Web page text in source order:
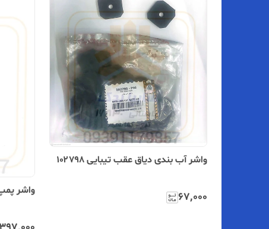
واشر آب بندی دیاق عقب تیبایی ۱۰۲۷۹۸
۶۷٬۰۰۰ واشر پمپ